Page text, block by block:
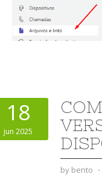
18
jun 2025
by bento ⋅